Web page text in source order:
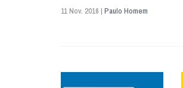
11 Nov. 2016 | Paulo Homem